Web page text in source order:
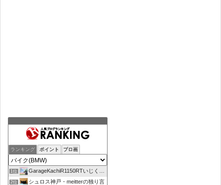
ランキング ポイント ブロ画
1位 GarageKachiR1150RTいじくり日記シーズン2
2位 シュロス神戸・meitterの独り言